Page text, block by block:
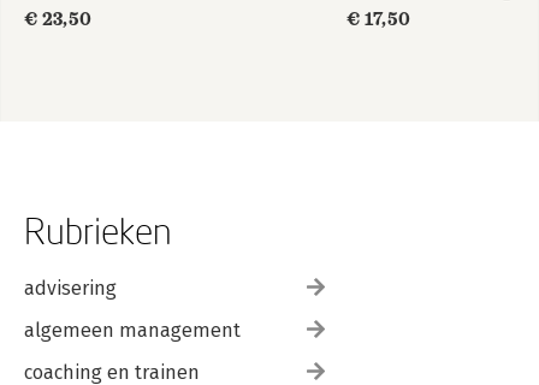
€ 23,50
€ 17,50
Rubrieken
advisering
algemeen management
coaching en trainen